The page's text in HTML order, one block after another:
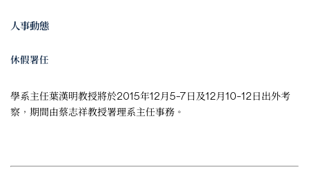
人事動態
休假署任
學系主任葉漢明教授將於2015年12月5–7日及12月10–12日出外考
察，期間由蔡志祥教授署理系主任事務。